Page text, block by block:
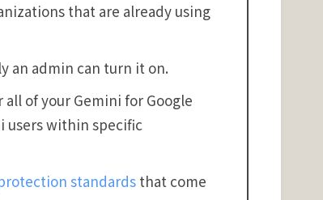
that are already using
an admin can turn it on.
of your Gemini for Google
users within specific
standardsthat come